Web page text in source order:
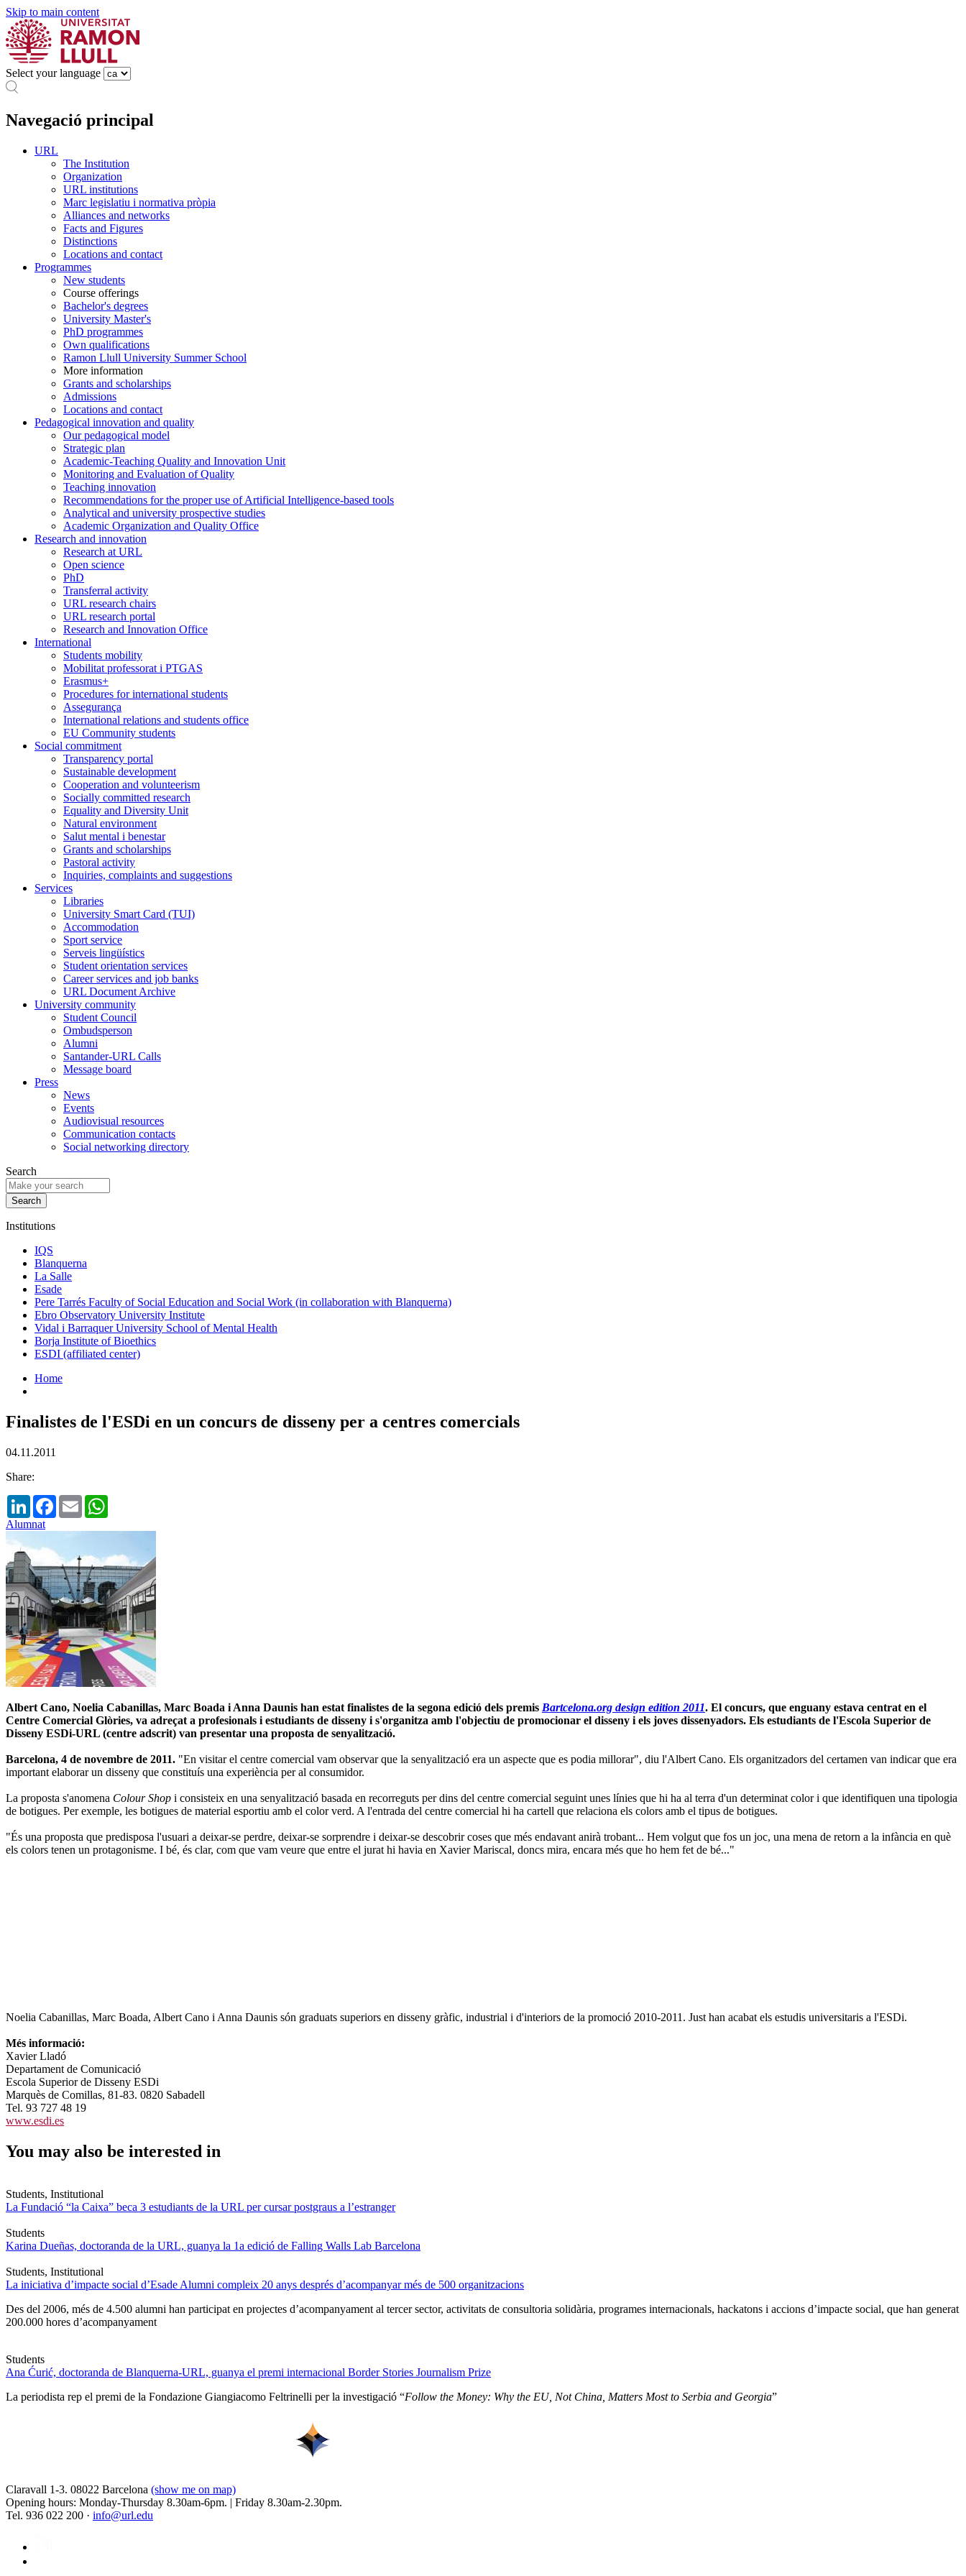
Skip to main content
Select your language
Navegació principal
URL
The Institution
Organization
URL institutions
Marc legislatiu i normativa pròpia
Alliances and networks
Facts and Figures
Distinctions
Locations and contact
Programmes
New students
Course offerings
Bachelor's degrees
University Master's
PhD programmes
Own qualifications
Ramon Llull University Summer School
More information
Grants and scholarships
Admissions
Locations and contact
Pedagogical innovation and quality
Our pedagogical model
Strategic plan
Academic-Teaching Quality and Innovation Unit
Monitoring and Evaluation of Quality
Teaching innovation
Recommendations for the proper use of Artificial Intelligence-based tools
Analytical and university prospective studies
Academic Organization and Quality Office
Research and innovation
Research at URL
Open science
PhD
Transferral activity
URL research chairs
URL research portal
Research and Innovation Office
International
Students mobility
Mobilitat professorat i PTGAS
Erasmus+
Procedures for international students
Assegurança
International relations and students office
EU Community students
Social commitment
Transparency portal
Sustainable development
Cooperation and volunteerism
Socially committed research
Equality and Diversity Unit
Natural environment
Salut mental i benestar
Grants and scholarships
Pastoral activity
Inquiries, complaints and suggestions
Services
Libraries
University Smart Card (TUI)
Accommodation
Sport service
Serveis lingüístics
Student orientation services
Career services and job banks
URL Document Archive
University community
Student Council
Ombudsperson
Alumni
Santander-URL Calls
Message board
Press
News
Events
Audiovisual resources
Communication contacts
Social networking directory
Search
Institutions
IQS
Blanquerna
La Salle
Esade
Pere Tarrés Faculty of Social Education and Social Work (in collaboration with Blanquerna)
Ebro Observatory University Institute
Vidal i Barraquer University School of Mental Health
Borja Institute of Bioethics
ESDI (affiliated center)
Home
Finalistes de l'ESDi en un concurs de disseny per a centres comercials
04.11.2011
Share:
LinkedInFacebook
Email
Alumnat
Albert Cano, Noelia Cabanillas, Marc Boada i Anna Daunis han estat finalistes de la segona edició dels premis Bartcelona.org design edition 2011. El concurs, que enguany estava centrat en el
Centre Comercial Glòries, va adreçat a profesionals i estudiants de disseny i s'organitza amb l'objectiu de promocionar el disseny i els joves dissenyadors. Els estudiants de l'Escola Superior de
Disseny ESDi-URL (centre adscrit) van presentar una proposta de senyalització.
Barcelona, 4 de novembre de 2011. "En visitar el centre comercial vam observar que la senyalització era un aspecte que es podia millorar", diu l'Albert Cano. Els organitzadors del certamen van indicar que era
important elaborar un disseny que constituís una experiència per al consumidor.
La proposta s'anomena Colour Shop i consisteix en una senyalització basada en recorreguts per dins del centre comercial seguint unes línies que hi ha al terra d'un determinat color i que identifiquen una tipologia
de botigues. Per exemple, les botigues de material esportiu amb el color verd. A l'entrada del centre comercial hi ha cartell que relaciona els colors amb el tipus de botigues.
"És una proposta que predisposa l'usuari a deixar-se perdre, deixar-se sorprendre i deixar-se descobrir coses que més endavant anirà trobant... Hem volgut que fos un joc, una mena de retorn a la infància en què
els colors tenen un protagonisme. I bé, és clar, com que vam veure que entre el jurat hi havia en Xavier Mariscal, doncs mira, encara més que ho hem fet de bé..."
Noelia Cabanillas, Marc Boada, Albert Cano i Anna Daunis són graduats superiors en disseny gràfic, industrial i d'interiors de la promoció 2010-2011. Just han acabat els estudis universitaris a l'ESDi.
Més informació:
Xavier Lladó
Departament de Comunicació
Escola Superior de Disseny ESDi
Marquès de Comillas, 81-83. 0820 Sabadell
Tel. 93 727 48 19
www.esdi.es
You may also be interested in
Students, Institutional
La Fundació “la Caixa” beca 3 estudiants de la URL per cursar postgraus a l’estranger
Students
Karina Dueñas, doctoranda de la URL, guanya la 1a edició de Falling Walls Lab Barcelona
Students, Institutional
La iniciativa d’impacte social d’Esade Alumni compleix 20 anys després d’acompanyar més de 500 organitzacions
Des del 2006, més de 4.500 alumni han participat en projectes d’acompanyament al tercer sector, activitats de consultoria solidària, programes internacionals, hackatons i accions d’impacte social, que han generat
200.000 hores d’acompanyament
Students
Ana Ćurić, doctoranda de Blanquerna-URL, guanya el premi internacional Border Stories Journalism Prize
La periodista rep el premi de la Fondazione Giangiacomo Feltrinelli per la investigació “Follow the Money: Why the EU, Not China, Matters Most to Serbia and Georgia”
Claravall 1-3. 08022 Barcelona (show me on map)
Opening hours: Monday-Thursday 8.30am-6pm. | Friday 8.30am-2.30pm.
Tel. 936 022 200 · info@url.edu